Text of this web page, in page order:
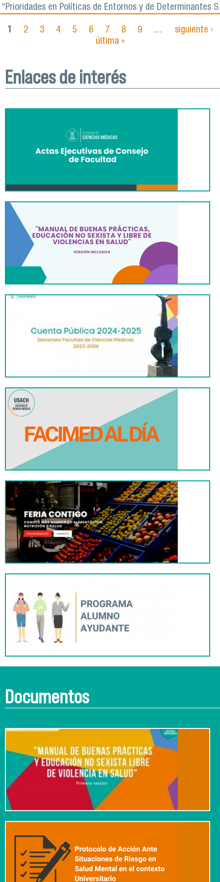
“Prioridades en Políticas de Entornos y de Determinantes S
1 2 3 4 5 6 7 8 9 …
siguiente ›
última »
Enlaces de interés
Documentos